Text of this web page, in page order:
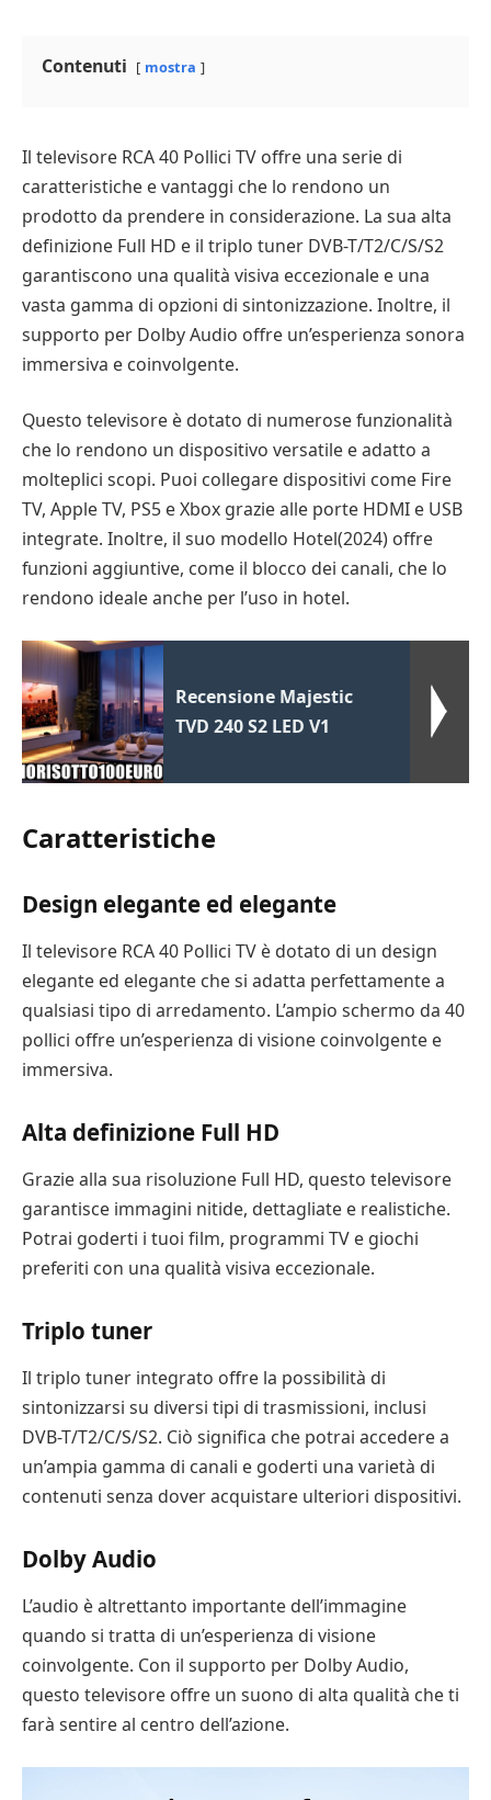
Contenuti mostra
Il televisore RCA 40 Pollici TV offre una serie di
caratteristiche e vantaggi che lo rendono un
prodotto da prendere in considerazione. La sua alta
definizione Full HD e il triplo tuner DVB-T/T2/C/S/S2
garantiscono una qualità visiva eccezionale e una
vasta gamma di opzioni di sintonizzazione. Inoltre, il
supporto per Dolby Audio offre un’esperienza sonora
immersiva e coinvolgente.
Questo televisore è dotato di numerose funzionalità
che lo rendono un dispositivo versatile e adatto a
molteplici scopi. Puoi collegare dispositivi come Fire
TV, Apple TV, PS5 e Xbox grazie alle porte HDMI e USB
integrate. Inoltre, il suo modello Hotel(2024) offre
funzioni aggiuntive, come il blocco dei canali, che lo
rendono ideale anche per l’uso in hotel.
Recensione Majestic
TVD 240 S2 LED V1
Caratteristiche
Design elegante ed elegante
Il televisore RCA 40 Pollici TV è dotato di un design
elegante ed elegante che si adatta perfettamente a
qualsiasi tipo di arredamento. L’ampio schermo da 40
pollici offre un’esperienza di visione coinvolgente e
immersiva.
Alta definizione Full HD
Grazie alla sua risoluzione Full HD, questo televisore
garantisce immagini nitide, dettagliate e realistiche.
Potrai goderti i tuoi film, programmi TV e giochi
preferiti con una qualità visiva eccezionale.
Triplo tuner
Il triplo tuner integrato offre la possibilità di
sintonizzarsi su diversi tipi di trasmissioni, inclusi
DVB-T/T2/C/S/S2. Ciò significa che potrai accedere a
un’ampia gamma di canali e goderti una varietà di
contenuti senza dover acquistare ulteriori dispositivi.
Dolby Audio
L’audio è altrettanto importante dell’immagine
quando si tratta di un’esperienza di visione
coinvolgente. Con il supporto per Dolby Audio,
questo televisore offre un suono di alta qualità che ti
farà sentire al centro dell’azione.